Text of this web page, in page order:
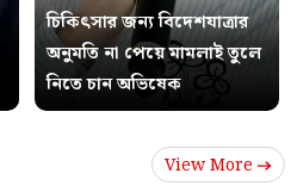
চিকিৎসার জন্য বিদেশযাত্রার
অনুমতি না পেয়ে মামলাই তুলে
নিতে চান অভিষেক
View More